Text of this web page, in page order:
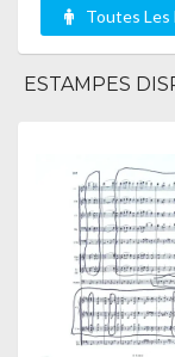
Toutes Les
ESTAMPES